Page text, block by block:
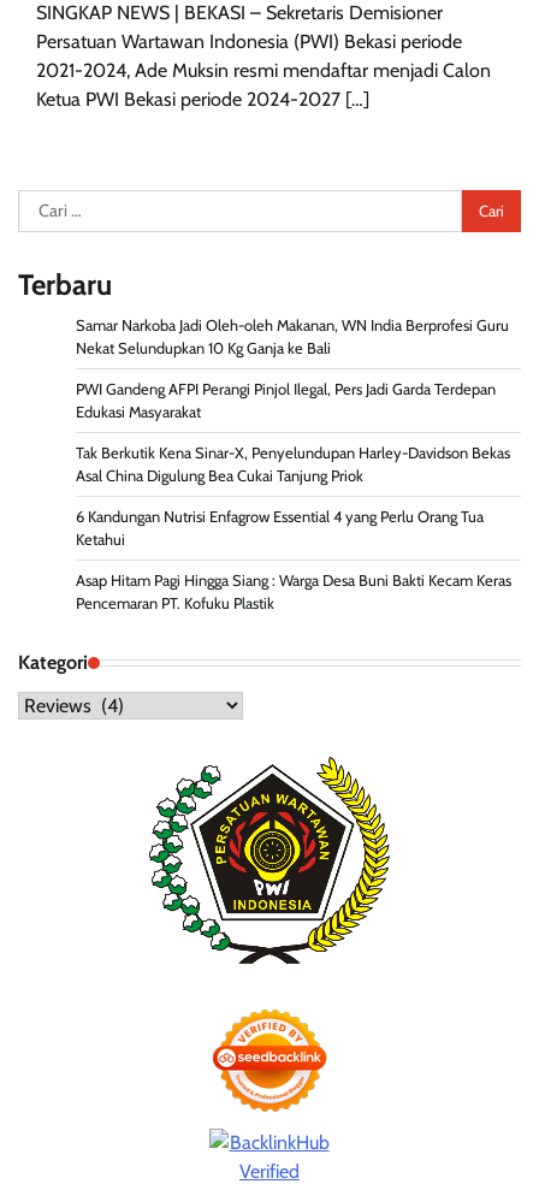
SINGKAP NEWS | BEKASI – Sekretaris Demisioner
Persatuan Wartawan Indonesia (PWI) Bekasi periode
2021-2024, Ade Muksin resmi mendaftar menjadi Calon
Ketua PWI Bekasi periode 2024-2027 […]
Cari
untuk:
Terbaru
Samar Narkoba Jadi Oleh-oleh Makanan, WN India Berprofesi Guru
Nekat Selundupkan 10 Kg Ganja ke Bali
PWI Gandeng AFPI Perangi Pinjol Ilegal, Pers Jadi Garda Terdepan
Edukasi Masyarakat
Tak Berkutik Kena Sinar-X, Penyelundupan Harley-Davidson Bekas
Asal China Digulung Bea Cukai Tanjung Priok
6 Kandungan Nutrisi Enfagrow Essential 4 yang Perlu Orang Tua
Ketahui
Asap Hitam Pagi Hingga Siang : Warga Desa Buni Bakti Kecam Keras
Pencemaran PT. Kofuku Plastik
Kategori
Kategori